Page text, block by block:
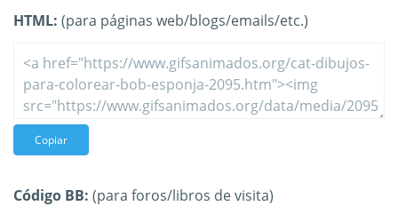
HTML: (para páginas web/blogs/emails/etc.)
Copiar
Código BB: (para foros/libros de visita)